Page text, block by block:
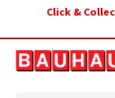
Click &